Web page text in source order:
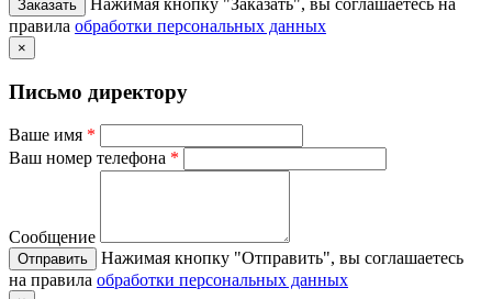
Нажимая кнопку "Заказать", вы соглашаетесь на
правила обработки персональных данных
×
Письмо директору
Ваше имя *
Ваш номер телефона *
Сообщение
Нажимая кнопку "Отправить", вы соглашаетесь
на правила обработки персональных данных